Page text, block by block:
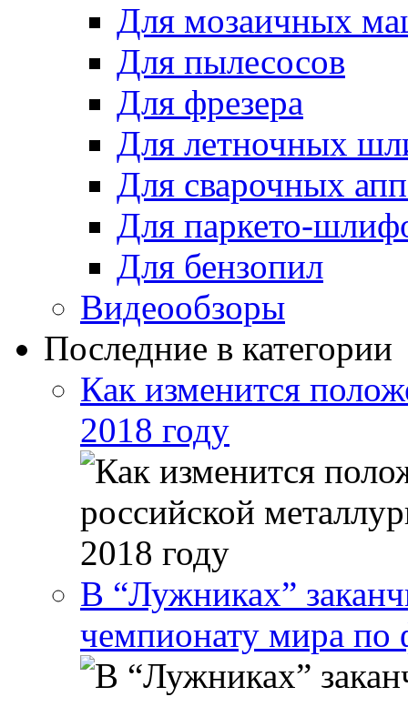
Для мозаичных
Для пылесосов
Для фрезера
Для летночных
Для сварочных
Для паркето-
Для бензопил
Видеообзоры
Последние в категории
Как изменится
2018 году
В “Лужниках”
чемпионату мира по